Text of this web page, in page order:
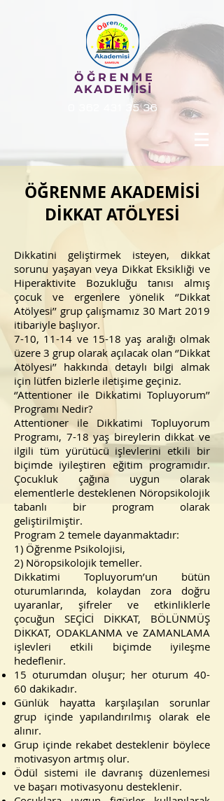
ÖĞRENME
AKADEMİSİ
0 362 431 35 36
ÖĞRENME AKADEMİSİ
DİKKAT ATÖLYESİ
Dikkatini geliştirmek isteyen, dikkat
sorunu yaşayan veya Dikkat Eksikliği ve
Hiperaktivite Bozukluğu tanısı almış
çocuk ve ergenlere yönelik ‘’Dikkat
Atölyesi’’ grup çalışmamız 30 Mart 2019
itibariyle başlıyor.
7-10, 11-14 ve 15-18 yaş aralığı olmak
üzere 3 grup olarak açılacak olan ‘’Dikkat
Atölyesi’’ hakkında detaylı bilgi almak
için lütfen bizlerle iletişime geçiniz.
‘’Attentioner ile Dikkatimi Topluyorum’’
Programı Nedir?
Attentioner ile Dikkatimi Topluyorum
Programı, 7-18 yaş bireylerin dikkat ve
ilgili tüm yürütücü işlevlerini etkili bir
biçimde iyileştiren eğitim programıdır.
Çocukluk çağına uygun olarak
elementlerle desteklenen Nöropsikolojik
tabanlı bir program olarak
geliştirilmiştir.
Program 2 temele dayanmaktadır:
1) Öğrenme Psikolojisi,
2) Nöropsikolojik temeller.
Dikkatimi Topluyorum’un bütün
oturumlarında, kolaydan zora doğru
uyaranlar, şifreler ve etkinliklerle
çocuğun SEÇİCİ DİKKAT, BÖLÜNMÜŞ
DİKKAT, ODAKLANMA ve ZAMANLAMA
işlevleri etkili biçimde iyileşme
hedeflenir.
15 oturumdan oluşur; her oturum 40-
60 dakikadır.
Günlük hayatta karşılaşılan sorunlar
grup içinde yapılandırılmış olarak ele
alınır.
Grup içinde rekabet desteklenir böylece
motivasyon artmış olur.
Ödül sistemi ile davranış düzenlemesi
ve başarı motivasyonu desteklenir.